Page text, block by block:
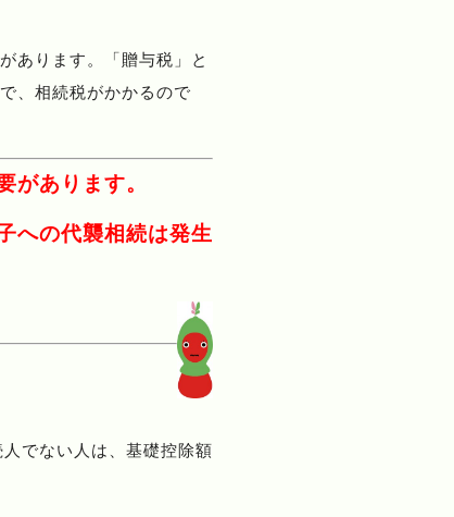
あります。「贈与税」と
、相続税がかかるので
があります。
への代襲相続は発生
でない人は、基礎控除額